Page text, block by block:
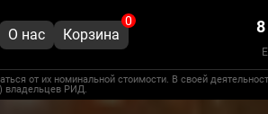
О нас Корзина
0
от их номинальной стоимости. В своей
владельцев РИД.